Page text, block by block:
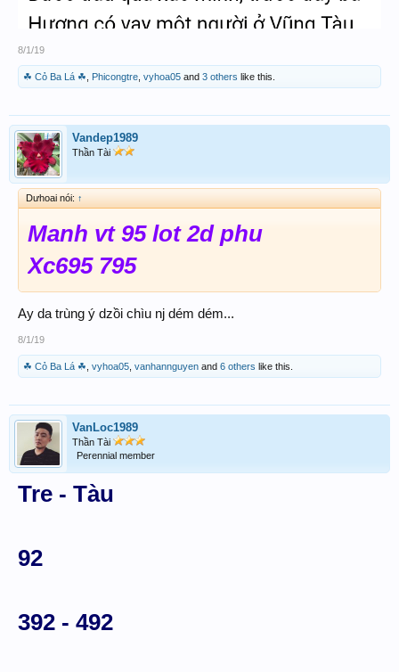
8/1/19
☘ Cỏ Ba Lá ☘ Phicongtre vyhoa05 and 3 others like this.
Vandep1989
Thần Tài
Dưhoai nói: ↑
Manh vt 95 lot 2d phu
Xc695 795
Ay da trùng ý dzồi chìu nj dém dém...
8/1/19
☘ Cỏ Ba Lá ☘ vyhoa05 vanhannguyen and 6 others like this.
VanLoc1989
Thần Tài
Perennial member
Tre - Tàu
92
392 - 492